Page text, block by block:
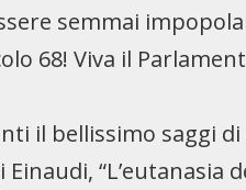
semmai
68! Viva il
il bellissimo saggi di
“L’eutanasia